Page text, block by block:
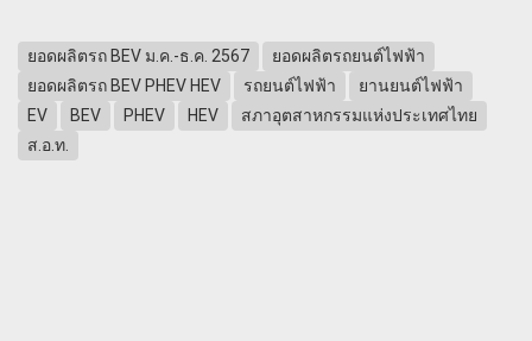
ยอดผลิตรถ BEV ม.ค.-ธ.ค. 2567
ยอดผลิตรถยนต์ไฟฟ้า
ยอดผลิตรถ BEV PHEV HEV
รถยนต์ไฟฟ้า
ยานยนต์ไฟฟ้า
EV
BEV PHEV HEV
สภาอุตสาหกรรมแห่งประเทศไทย
ส.อ.ท.